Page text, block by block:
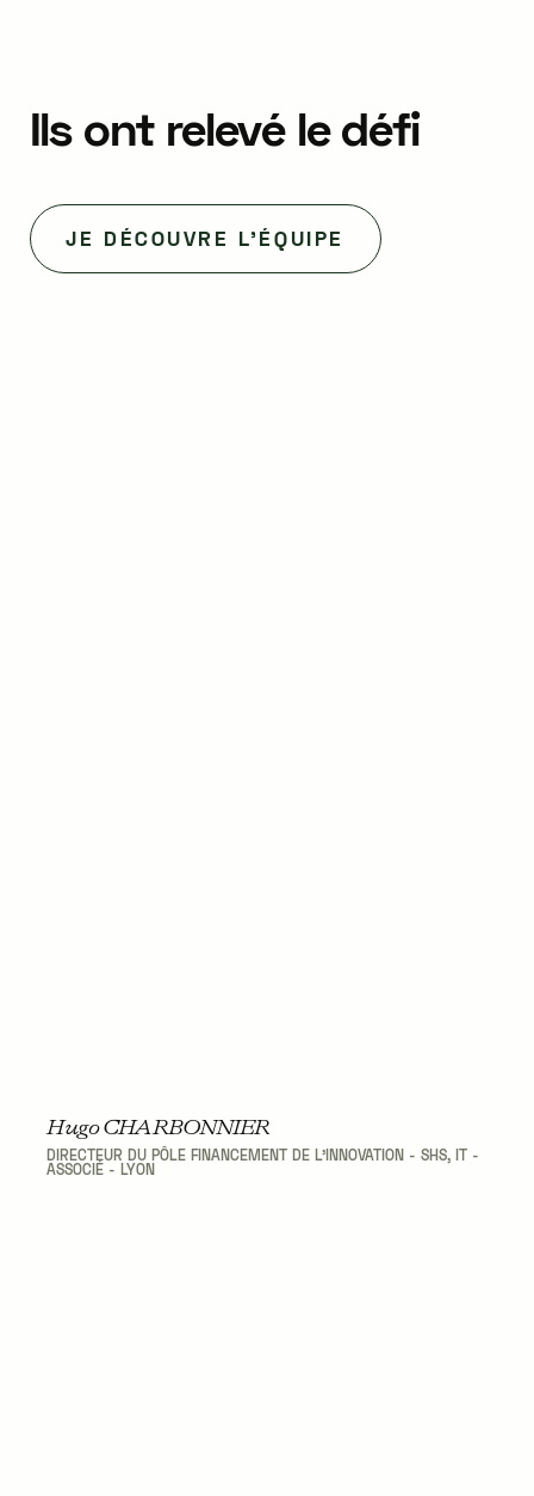
Ils ont relevé le défi
JE DÉCOUVRE L'ÉQUIPE
Hugo CHARBONNIER
DIRECTEUR DU PÔLE FINANCEMENT DE L'INNOVATION - SHS, IT -
ASSOCIÉ - LYON